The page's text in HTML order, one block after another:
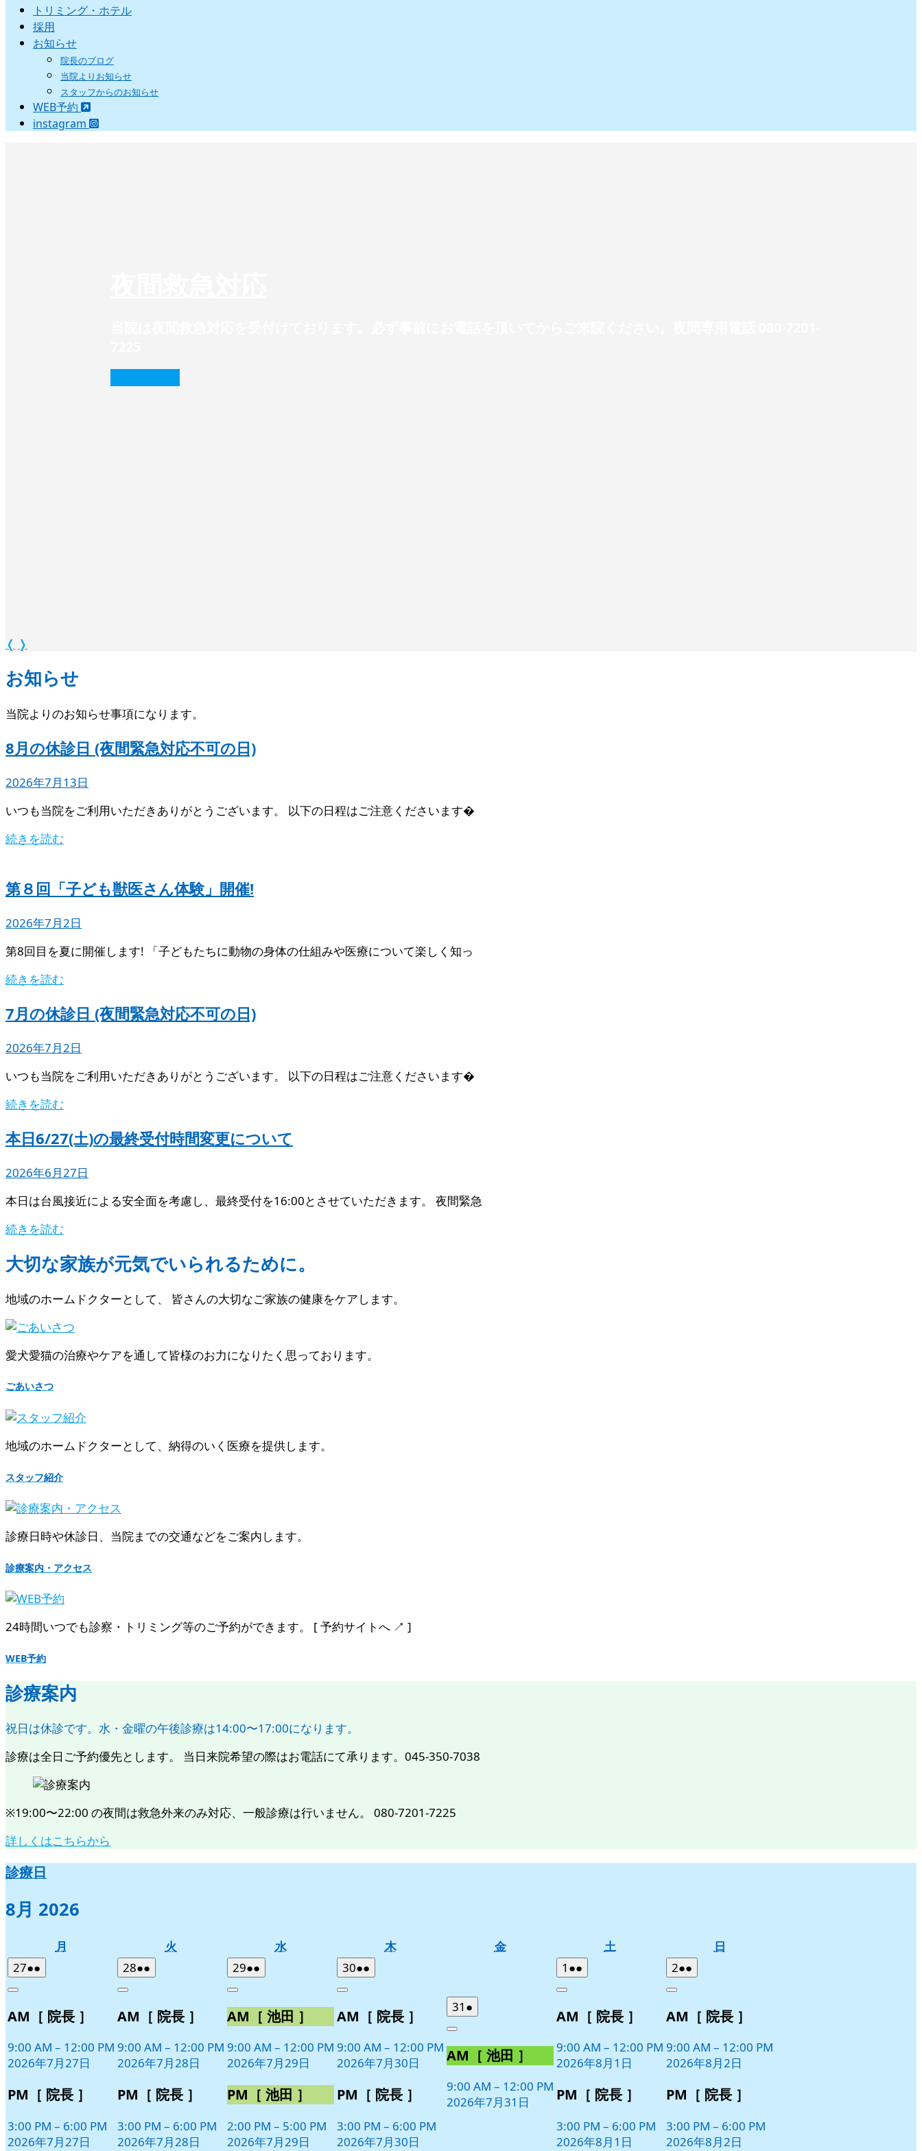
トリミング・ホテル
採用
お知らせ
院長のブログ
当院よりお知らせ
スタッフからのお知らせ
WEB予約
instagram
❬ ❭
お知らせ
当院よりのお知らせ事項になります。
8月の休診日 (夜間緊急対応不可の日)
2026年7月13日
いつも当院をご利用いただきありがとうございます。 以下の日程はご注意くださいます�
続きを読む
第８回「子ども獣医さん体験」開催!
2026年7月2日
第8回目を夏に開催します! 「子どもたちに動物の身体の仕組みや医療について楽しく知っ
続きを読む
7月の休診日 (夜間緊急対応不可の日)
2026年7月2日
いつも当院をご利用いただきありがとうございます。 以下の日程はご注意くださいます�
続きを読む
本日6/27(土)の最終受付時間変更について
2026年6月27日
本日は台風接近による安全面を考慮し、最終受付を16:00とさせていただきます。 夜間緊急
続きを読む
大切な家族が元気でいられるために。
地域のホームドクターとして、 皆さんの大切なご家族の健康をケアします。
愛犬愛猫の治療やケアを通して皆様のお力になりたく思っております。
ごあいさつ
地域のホームドクターとして、納得のいく医療を提供します。
スタッフ紹介
診療日時や休診日、当院までの交通などをご案内します。
診療案内・アクセス
24時間いつでも診察・トリミング等のご予約ができます。 [ 予約サイトへ ↗︎ ]
WEB予約
診療案内
祝日は休診です。水・金曜の午後診療は14:00〜17:00になります。
診療は全日ご予約優先とします。 当日来院希望の際はお電話にて承ります。045-350-7038
※19:00〜22:00 の夜間は救急外来のみ対応、一般診療は行いません。 080-7201-7225
詳しくはこちらから
診療日
8月 2026
月 火 水水
木木
金金
土土
日
272026
年
月
日
●●
件
イ
ン
ト)
Close
AM［ 院長 ］
9:00 AM – 12:00 PM
2026年7月27日
PM［ 院長 ］
3:00 PM – 6:00 PM
2026年7月27日
282026
年
月
日
●●
件
イ
ン
ト)
Close
AM［ 院長 ］
9:00 AM – 12:00 PM
2026年7月28日
PM［ 院長 ］
3:00 PM – 6:00 PM
2026年7月28日
292026
年
月
29
日
●●
件
イ
ン
ト)
Close
AM［ 池田 ］
9:00 AM – 12:00 PM
2026年7月29日
PM［ 池田 ］
2:00 PM – 5:00 PM
2026年7月29日
302026
年
月
日
●●
件
イ
ン
ト)
Close
AM［ 院長 ］
9:00 AM – 12:00 PM
2026年7月30日
PM［ 院長 ］
3:00 PM – 6:00 PM
2026年7月30日
31 2026
年
月
31
日
●
件
イ
ン
ト)
Close
AM［ 池田 ］
9:00 AM – 12:00 PM
2026年7月31日
1 2026
年
月
日
●●
件
イ
ン
ト)
Close
AM［ 院長 ］
9:00 AM – 12:00 PM
2026年8月1日
PM［ 院長 ］
3:00 PM – 6:00 PM
2026年8月1日
22026
年
月
日
●●
件
イ
ン
ト)
Close
AM［ 院長 ］
9:00 AM – 12:00 PM
2026年8月2日
PM［ 院長 ］
3:00 PM – 6:00 PM
2026年8月2日